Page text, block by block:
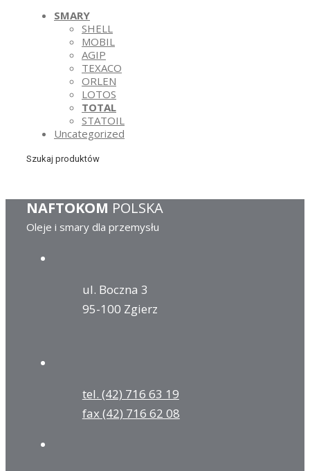
SMARY
SHELL
MOBIL
AGIP
TEXACO
ORLEN
LOTOS
TOTAL
STATOIL
Uncategorized
Szukaj produktów
NAFTOKOM POLSKA
Oleje i smary dla przemysłu
ul. Boczna 3
95-100 Zgierz
tel. (42) 716 63 19
fax (42) 716 62 08